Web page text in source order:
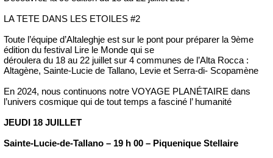
LA TETE DANS LES ETOILES #2
Toute l’équipe d’Altaleghje est sur le pont pour préparer la 9ème
édition du festival Lire le Monde qui se
déroulera du 18 au 22 juillet sur 4 communes de l’Alta Rocca :
Altagène, Sainte-Lucie de Tallano, Levie et Serra-di- Scopamène
En 2024, nous continuons notre VOYAGE PLANÉTAIRE dans
l’univers cosmique qui de tout temps a fasciné l’ humanité
JEUDI 18 JUILLET
Sainte-Lucie-de-Tallano – 19 h 00 – Piquenique Stellaire